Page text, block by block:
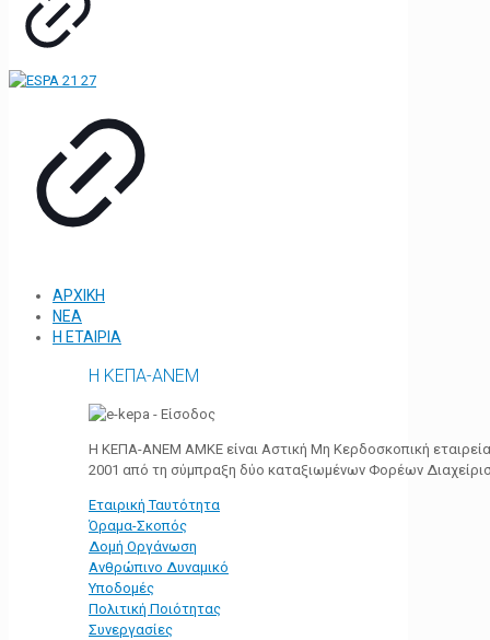
ΑΡΧΙΚΗ
ΝΕΑ
Η ΕΤΑΙΡΙΑ
Η ΚΕΠΑ-ΑΝΕΜ
Η ΚΕΠΑ-ΑΝΕΜ ΑΜΚΕ είναι Αστική Μη Κερδοσκοπική
2001 από τη σύμπραξη δύο καταξιωμένων Φορέων
Εταιρική Ταυτότητα
Όραμα-Σκοπός
Δομή Οργάνωση
Ανθρώπινο Δυναμικό
Υποδομές
Πολιτική Ποιότητας
Συνεργασίες